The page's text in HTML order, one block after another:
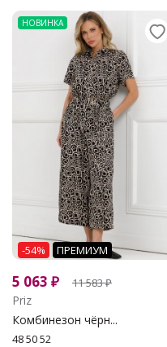
НОВИНКА
-54% ПРЕМИУМ
5 063 ₽ 11 583₽
Priz
Комбинезон чёрн...
48 50 52